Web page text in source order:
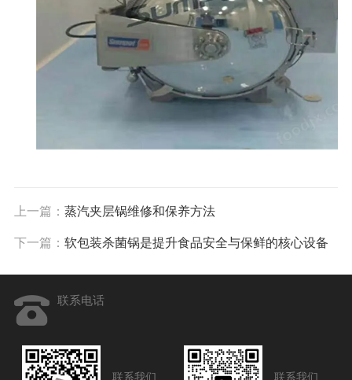
上一篇： 蒸汽夹层锅维修和保养方法
下一篇： 软包装杀菌锅是提升食品安全与保鲜的核心设备
联系电话
联系我们 联系我们